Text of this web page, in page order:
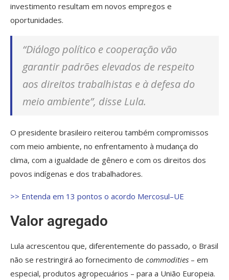
investimento resultam em novos empregos e
oportunidades.
“Diálogo político e cooperação vão
garantir padrões elevados de respeito
aos direitos trabalhistas e à defesa do
meio ambiente”, disse Lula.
O presidente brasileiro reiterou também compromissos
com meio ambiente, no enfrentamento à mudança do
clima, com a igualdade de gênero e com os direitos dos
povos indígenas e dos trabalhadores.
>> Entenda em 13 pontos o acordo Mercosul–UE
Valor agregado
Lula acrescentou que, diferentemente do passado, o Brasil
não se restringirá ao fornecimento de commodities – em
especial, produtos agropecuários – para a União Europeia.